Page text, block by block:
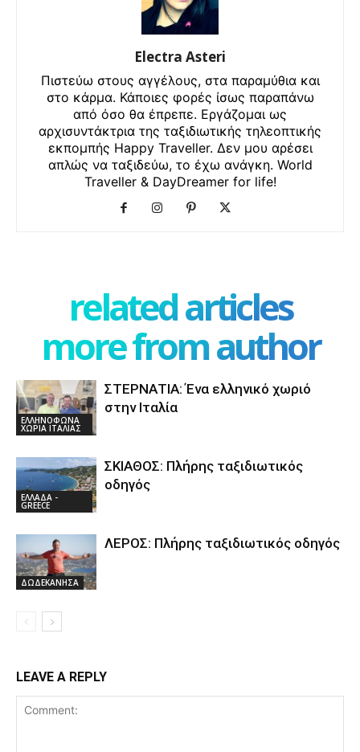
Electra Asteri
Πιστεύω στους αγγέλους, στα παραμύθια και
στο κάρμα. Κάποιες φορές ίσως παραπάνω
από όσο θα έπρεπε. Εργάζομαι ως
αρχισυντάκτρια της ταξιδιωτικής τηλεοπτικής
εκπομπής Happy Traveller. Δεν μου αρέσει
απλώς να ταξιδεύω, το έχω ανάγκη. World
Traveller & DayDreamer for life!
related articles
more from author
ΕΛΛΗΝΟΦΩΝΑ
ΧΩΡΙΑ ΙΤΑΛΙΑΣ
ΣΤΕΡΝΑΤΙΑ: Ένα ελληνικό χωριό
στην Ιταλία
ΕΛΛΑΔΑ -
GREECE
ΣΚΙΑΘΟΣ: Πλήρης ταξιδιωτικός
οδηγός
ΔΩΔΕΚΑΝΗΣΑ
ΛΕΡΟΣ: Πλήρης ταξιδιωτικός οδηγός
LEAVE A REPLY